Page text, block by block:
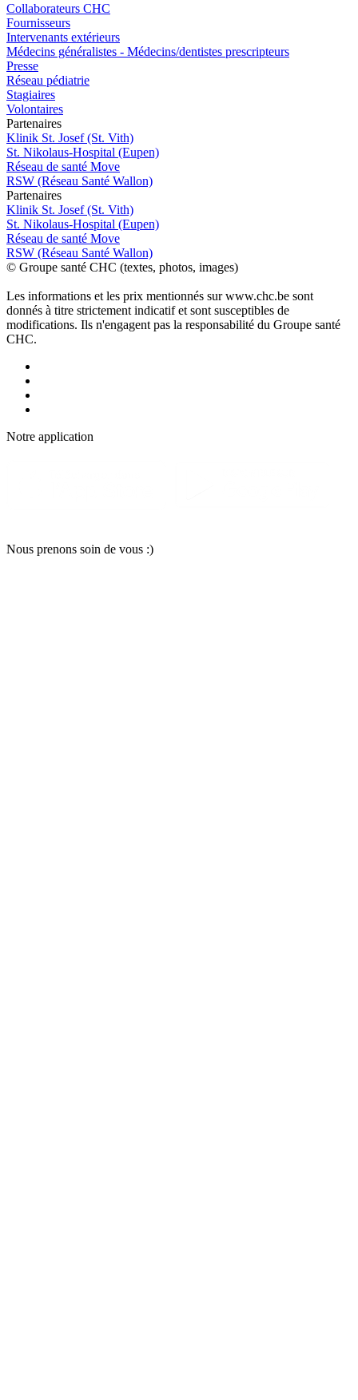
Collaborateurs CHC
Fournisseurs
Intervenants extérieurs
Médecins généralistes - Médecins/dentistes prescripteurs
Presse
Réseau pédiatrie
Stagiaires
Volontaires
Partenaires
Klinik St. Josef (St. Vith)
St. Nikolaus-Hospital (Eupen)
Réseau de santé Move
RSW (Réseau Santé Wallon)
Partenaires
Klinik St. Josef (St. Vith)
St. Nikolaus-Hospital (Eupen)
Réseau de santé Move
RSW (Réseau Santé Wallon)
© Groupe santé CHC (textes, photos, images)
Les informations et les prix mentionnés sur www.chc.be sont
donnés à titre strictement indicatif et sont susceptibles de
modifications. Ils n'engagent pas la responsabilité du Groupe santé
CHC.
Notre application
Nous prenons soin de vous :)